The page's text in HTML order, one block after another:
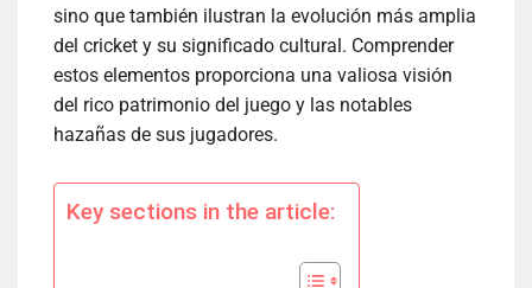
sino que también ilustran la evolución más amplia
del cricket y su significado cultural. Comprender
estos elementos proporciona una valiosa visión
del rico patrimonio del juego y las notables
hazañas de sus jugadores.
Key sections in the article: